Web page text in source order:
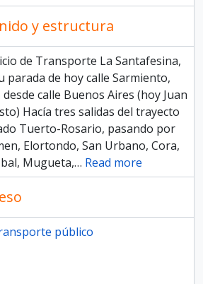
y estructura
de Transporte La Santafesina,
parada de hoy calle Sarmiento,
calle Buenos Aires (hoy Juan
Hacía tres salidas del trayecto
Tuerto-Rosario, pasando por
Elortondo, San Urbano, Cora,
Mugueta,… Read more
público